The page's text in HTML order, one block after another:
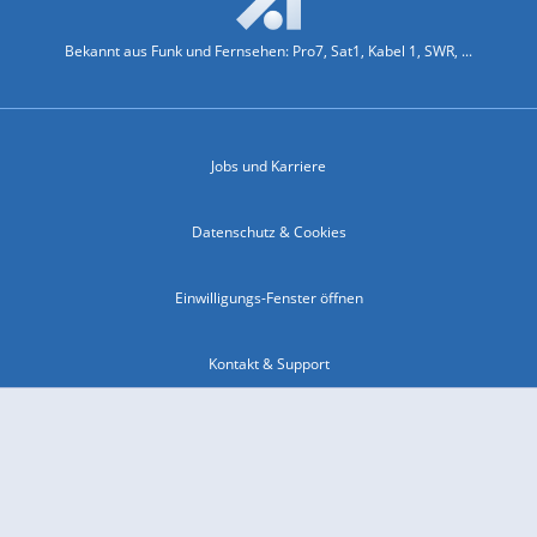
Bekannt aus Funk und Fernsehen: Pro7, Sat1, Kabel 1, SWR, ...
Jobs und Karriere
Datenschutz & Cookies
Einwilligungs-Fenster öffnen
Kontakt & Support